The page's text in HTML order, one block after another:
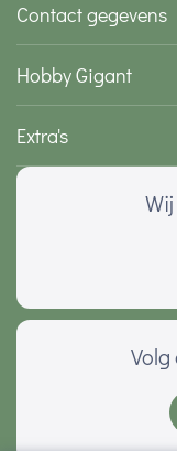
Contact gegevens
Hobby Gigant
Extra's